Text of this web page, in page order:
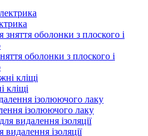
оболонки з плоского і
кліщі
ізолюючого лаку
видалення ізоляції